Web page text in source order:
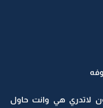
لاتدري هي وانت حاول